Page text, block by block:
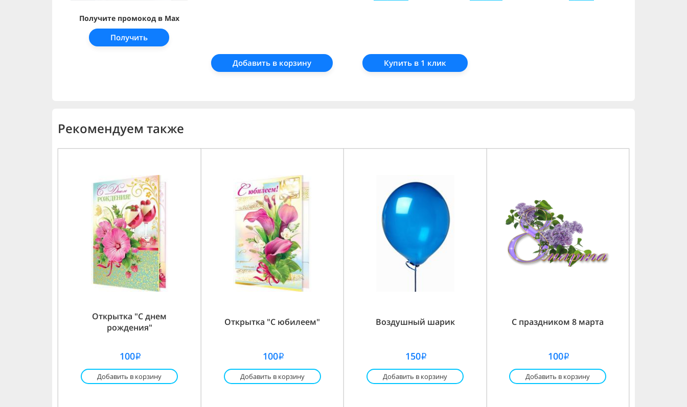
Получите промокод в Max
Получить
Добавить в корзину Купить в 1 клик
Рекомендуем также
Открытка "С днем
рождения"
100i
Добавить в корзину
Открытка "С юбилеем"
100i
Добавить в корзину
Воздушный шарик
150i
Добавить в корзину
С праздником 8 марта
100i
Добавить в корзину